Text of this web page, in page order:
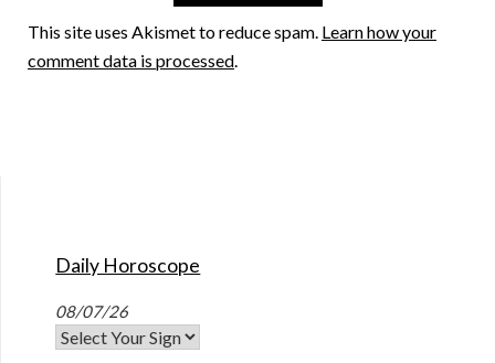
This site uses Akismet to reduce spam. Learn how your
comment data is processed.
Daily Horoscope
08/07/26